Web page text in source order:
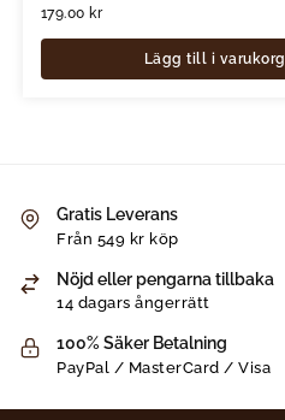
179.00 kr
Lägg till i varukorg
Gratis Leverans
Från 549 kr köp
Nöjd eller pengarna tillbaka
14 dagars ångerrätt
100% Säker Betalning
PayPal / MasterCard / Visa